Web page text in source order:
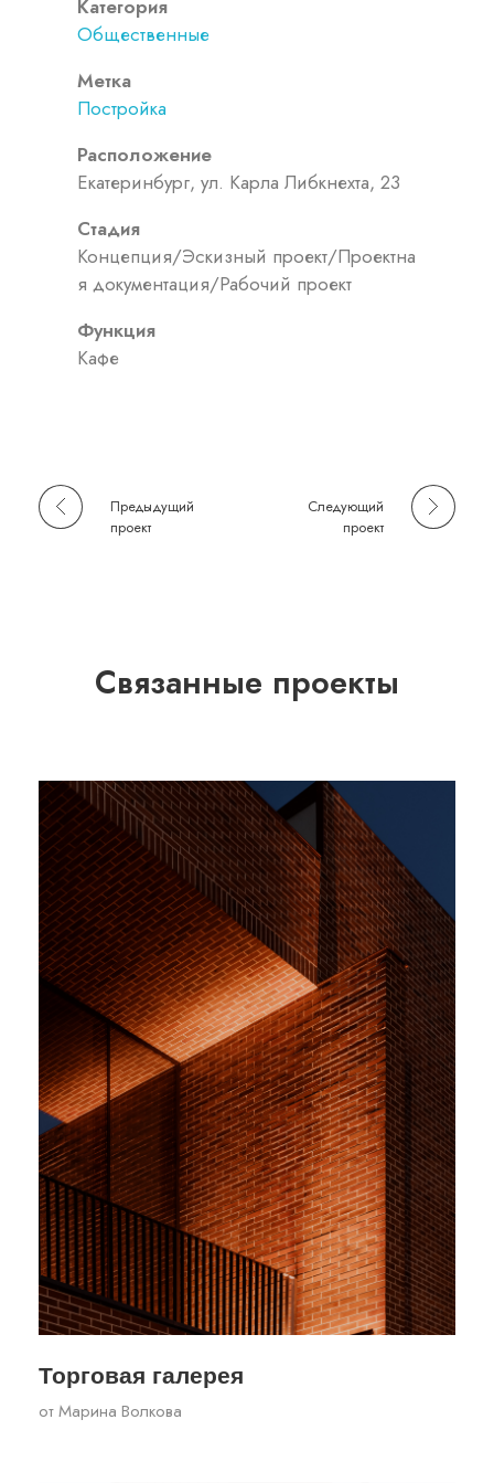
Категория
Общественные
Метка
Постройка
Расположение
Екатеринбург, ул. Карла Либкнехта, 23
Стадия
Концепция/Эскизный проект/Проектна
я документация/Рабочий проект
Функция
Кафе
Предыдущий
проект
Следующий
проект
Связанные проекты
Торговая галерея
отМарина Волкова